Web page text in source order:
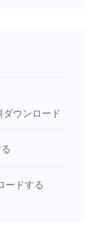
ダウンロード
ードする